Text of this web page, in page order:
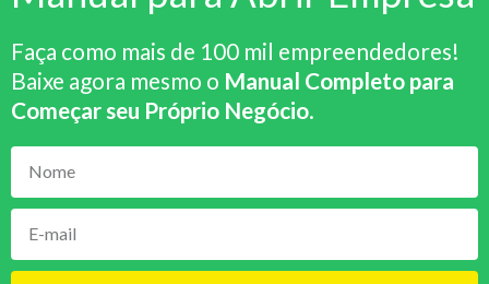
Faça como mais de 100 mil empreendedores!
Baixe agora mesmo o Manual Completo para
Começar seu Próprio Negócio.